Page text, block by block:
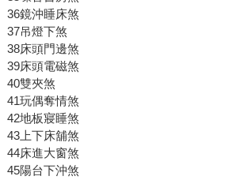
36鏡沖睡床煞
37吊燈下煞
38床頭門邊煞
39床頭電磁煞
40雙夾煞
41玩偶奪情煞
42地板寢睡煞
43上下床舖煞
44床進大窗煞
45陽台下沖煞